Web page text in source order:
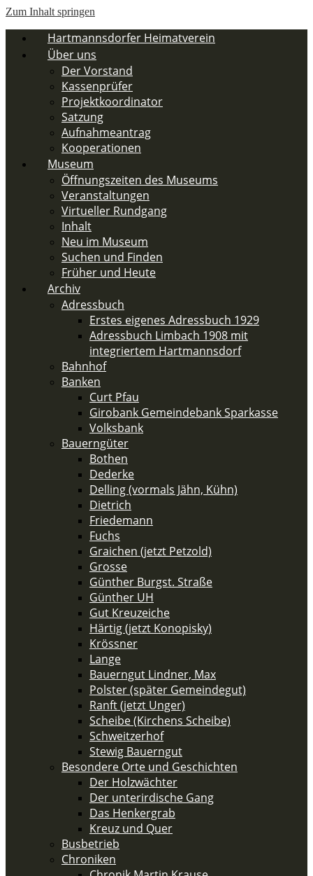
Zum Inhalt springen
Hartmannsdorfer Heimatverein
Über uns
Der Vorstand
Kassenprüfer
Projektkoordinator
Satzung
Aufnahmeantrag
Kooperationen
Museum
Öffnungszeiten des Museums
Veranstaltungen
Virtueller Rundgang
Inhalt
Neu im Museum
Suchen und Finden
Früher und Heute
Archiv
Adressbuch
Erstes eigenes Adressbuch 1929
Adressbuch Limbach 1908 mit
integriertem Hartmannsdorf
Bahnhof
Banken
Curt Pfau
Girobank Gemeindebank Sparkasse
Volksbank
Bauerngüter
Bothen
Dederke
Delling (vormals Jähn, Kühn)
Dietrich
Friedemann
Fuchs
Graichen (jetzt Petzold)
Grosse
Günther Burgst. Straße
Günther UH
Gut Kreuzeiche
Härtig (jetzt Konopisky)
Krössner
Lange
Bauerngut Lindner, Max
Polster (später Gemeindegut)
Ranft (jetzt Unger)
Scheibe (Kirchens Scheibe)
Schweitzerhof
Stewig Bauerngut
Besondere Orte und Geschichten
Der Holzwächter
Der unterirdische Gang
Das Henkergrab
Kreuz und Quer
Busbetrieb
Chroniken